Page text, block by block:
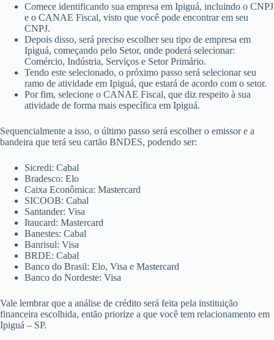
Comece identificando sua empresa em Ipiguá, incluindo o CNPJ
e o CANAE Fiscal, visto que você pode encontrar em seu
CNPJ.
Depois disso, será preciso escolher seu tipo de empresa em
Ipiguá, começando pelo Setor, onde poderá selecionar:
Comércio, Indústria, Serviços e Setor Primário.
Tendo este selecionado, o próximo passo será selecionar seu
ramo de atividade em Ipiguá, que estará de acordo com o setor.
Por fim, selecione o CANAE Fiscal, que diz respeito à sua
atividade de forma mais específica em Ipiguá.
Sequencialmente a isso, o último passo será escolher o emissor e a
bandeira que terá seu cartão BNDES, podendo ser:
Sicredi: Cabal
Bradesco: Elo
Caixa Econômica: Mastercard
SICOOB: Cabal
Santander: Visa
Itaucard: Mastercard
Banestes: Cabal
Banrisul: Visa
BRDE: Cabal
Banco do Brasil: Elo, Visa e Mastercard
Banco do Nordeste: Visa
Vale lembrar que a análise de crédito será feita pela instituição
financeira escolhida, então priorize a que você tem relacionamento em
Ipiguá – SP.